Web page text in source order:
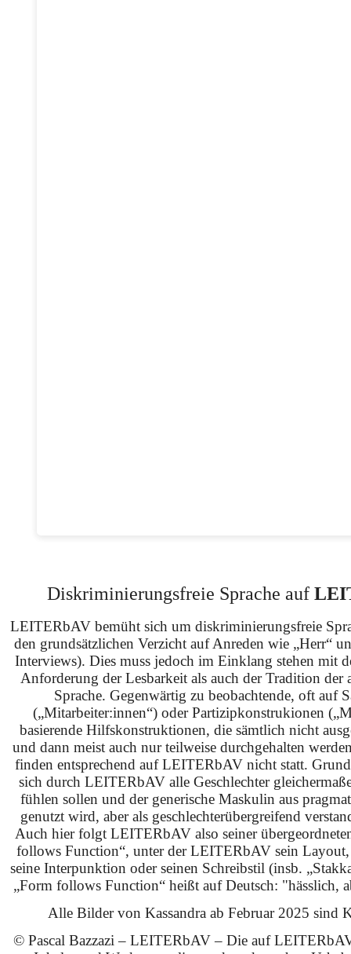
Diskriminierungsfreie Sprache auf
LEITERbAV bemüht sich um diskriminierungsfreie
den grundsätzlichen Verzicht auf Anreden wie „Herr“
Interviews). Dies muss jedoch im Einklang stehen mit
Anforderung der Lesbarkeit als auch der Tradition der
Sprache. Gegenwärtig zu beobachtende, oft auf
(„Mitarbeiter:innen“) oder Partizipkonstrukionen
basierende Hilfskonstruktionen, die sämtlich nicht
und dann meist auch nur teilweise durchgehalten
finden entsprechend auf LEITERbAV nicht statt.
sich durch LEITERbAV alle Geschlechter
fühlen sollen und der generische Maskulin aus
genutzt wird, aber als geschlechterübergreifend
Auch hier folgt LEITERbAV also seiner
follows Function“, unter der LEITERbAV sein Layout,
seine Interpunktion oder seinen Schreibstil (insb.
„Form follows Function“ heißt auf Deutsch: "hässlich,
Alle Bilder von Kassandra ab Februar 2025 sind
© Pascal Bazzazi – LEITERbAV – Die auf